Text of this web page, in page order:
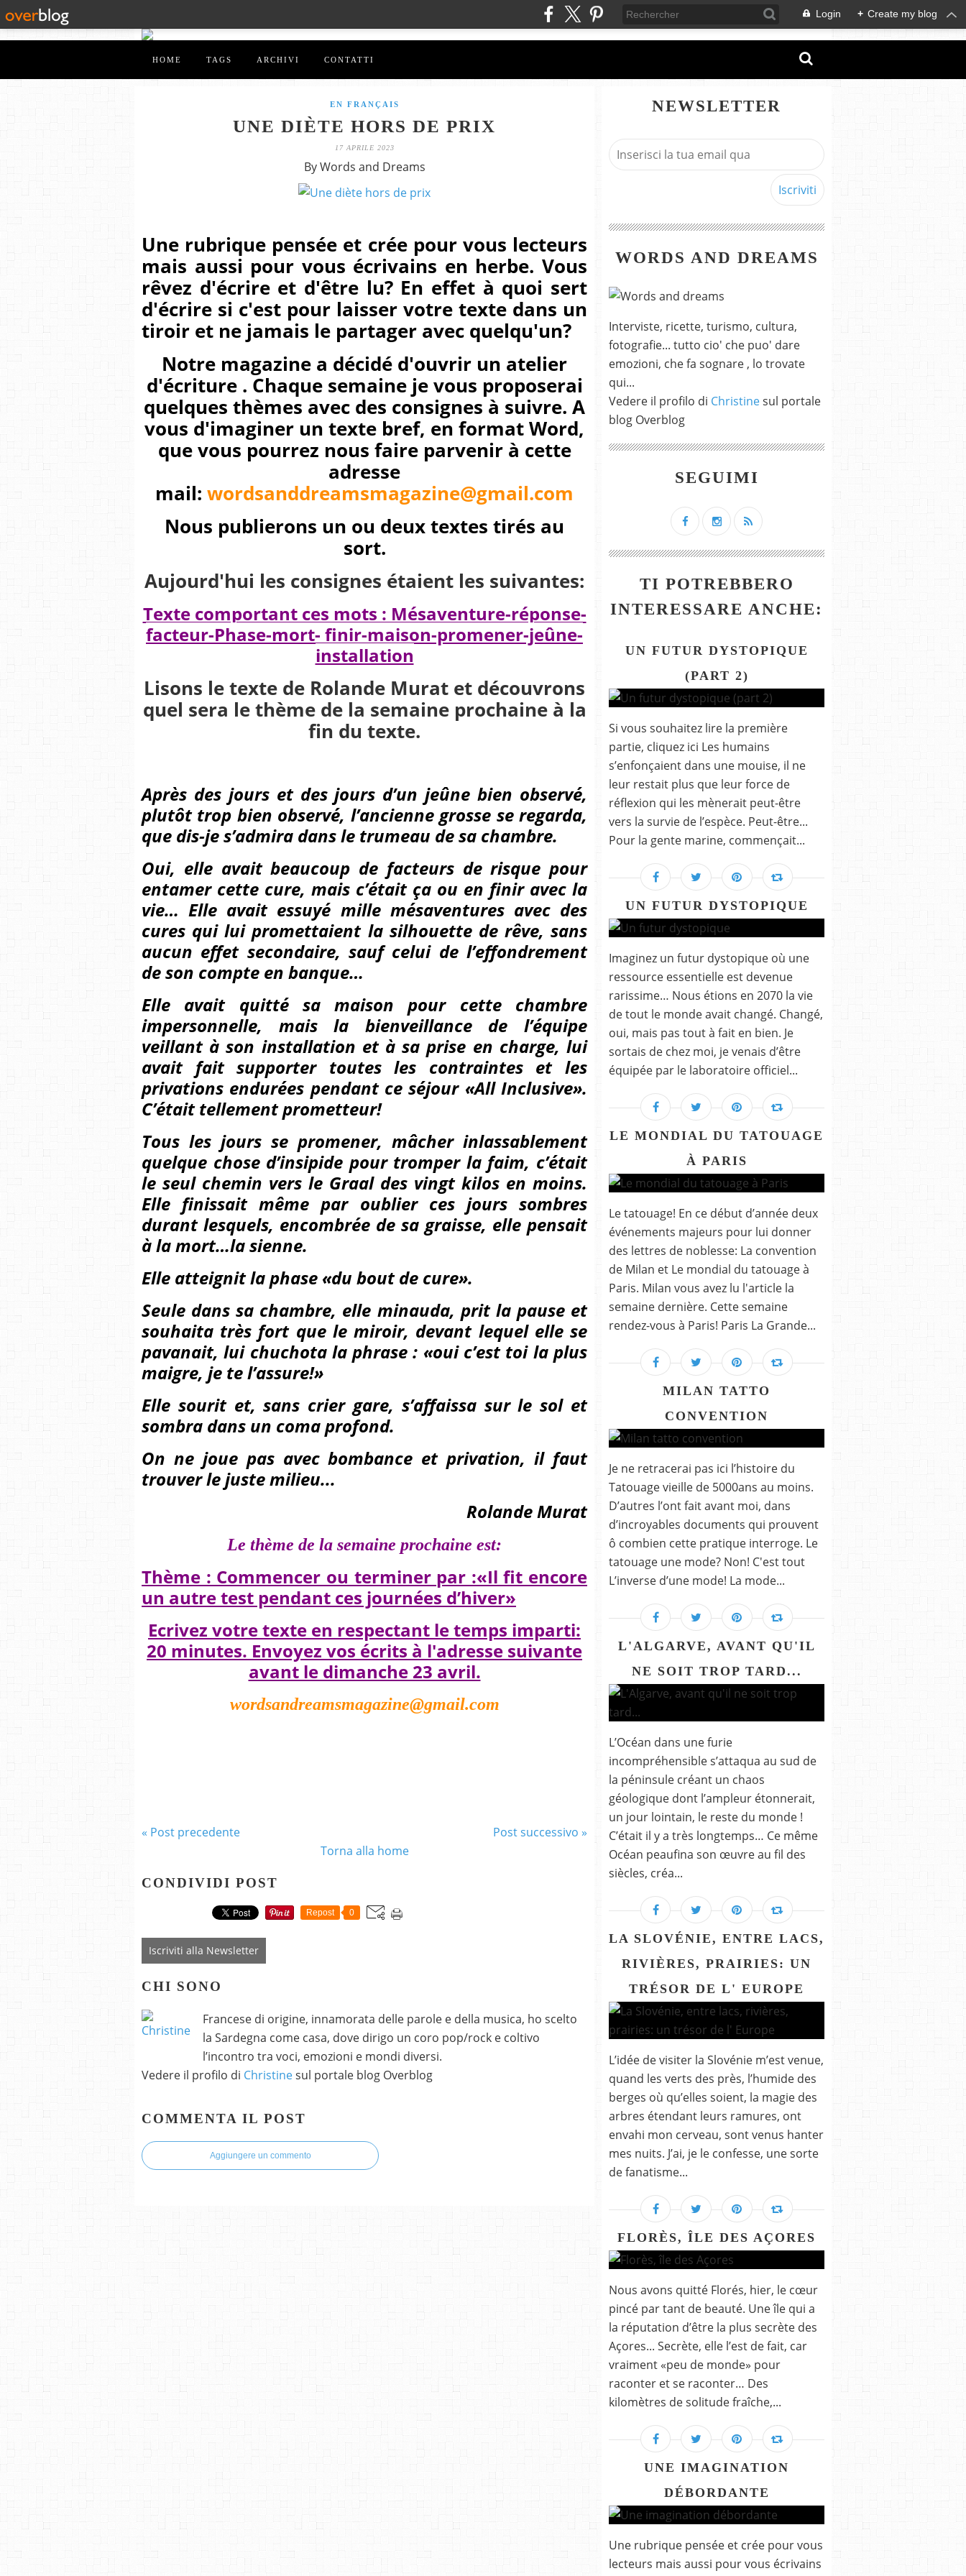
Login + Create my blog
HOME TAGS ARCHIVI CONTATTI
EN FRANÇAIS
UNE DIÈTE HORS DE PRIX
17 APRILE 2023
By Words and Dreams
Une rubrique pensée et crée pour vous lecteurs
mais aussi pour vous écrivains en herbe. Vous
rêvez d'écrire et d'être lu? En effet à quoi sert
d'écrire si c'est pour laisser votre texte dans un
tiroir et ne jamais le partager avec quelqu'un?
Notre magazine a décidé d'ouvrir un atelier
d'écriture . Chaque semaine je vous proposerai
quelques thèmes avec des consignes à suivre. A
vous d'imaginer un texte bref, en format Word,
que vous pourrez nous faire parvenir à cette
adresse
mail: wordsanddreamsmagazine@gmail.com
Nous publierons un ou deux textes tirés au
sort.
Aujourd'hui les consignes étaient les suivantes:
Texte comportant ces mots : Mésaventure-réponse-
facteur-Phase-mort- finir-maison-promener-jeûne-
installation
Lisons le texte de Rolande Murat et découvrons
quel sera le thème de la semaine prochaine à la
fin du texte.
Après des jours et des jours d’un jeûne bien observé,
plutôt trop bien observé, l’ancienne grosse se regarda,
que dis-je s’admira dans le trumeau de sa chambre.
Oui, elle avait beaucoup de facteurs de risque pour
entamer cette cure, mais c’était ça ou en finir avec la
vie… Elle avait essuyé mille mésaventures avec des
cures qui lui promettaient la silhouette de rêve, sans
aucun effet secondaire, sauf celui de l’effondrement
de son compte en banque…
Elle avait quitté sa maison pour cette chambre
impersonnelle, mais la bienveillance de l’équipe
veillant à son installation et à sa prise en charge, lui
avait fait supporter toutes les contraintes et les
privations endurées pendant ce séjour «All Inclusive».
C’était tellement prometteur!
Tous les jours se promener, mâcher inlassablement
quelque chose d’insipide pour tromper la faim, c’était
le seul chemin vers le Graal des vingt kilos en moins.
Elle finissait même par oublier ces jours sombres
durant lesquels, encombrée de sa graisse, elle pensait
à la mort…la sienne.
Elle atteignit la phase «du bout de cure».
Seule dans sa chambre, elle minauda, prit la pause et
souhaita très fort que le miroir, devant lequel elle se
pavanait, lui chuchota la phrase : «oui c’est toi la plus
maigre, je te l’assure!»
Elle sourit et, sans crier gare, s’affaissa sur le sol et
sombra dans un coma profond.
On ne joue pas avec bombance et privation, il faut
trouver le juste milieu...
Rolande Murat
Le thème de la semaine prochaine est:
Thème : Commencer ou terminer par :«Il fit encore
un autre test pendant ces journées d’hiver»
Ecrivez votre texte en respectant le temps imparti:
20 minutes. Envoyez vos écrits à l'adresse suivante
avant le dimanche 23 avril.
wordsandreamsmagazine@gmail.com
« Post precedente
Post successivo »
Torna alla home
CONDIVIDI POST
Repost 0
Iscriviti alla Newsletter
CHI SONO
Francese di origine, innamorata delle parole e della musica, ho scelto
la Sardegna come casa, dove dirigo un coro pop/rock e coltivo
l’incontro tra voci, emozioni e mondi diversi.
Vedere il profilo di Christinesul portale blog Overblog
COMMENTA IL POST
Aggiungere un commento
NEWSLETTER
WORDS AND DREAMS
Interviste, ricette, turismo, cultura,
fotografie... tutto cio' che puo' dare
emozioni, che fa sognare , lo trovate
qui...
Vedere il profilo di Christinesul portale
blog Overblog
SEGUIMI
TI POTREBBERO
INTERESSARE ANCHE:
UN FUTUR DYSTOPIQUE
(PART 2)
Si vous souhaitez lire la première
partie, cliquez ici Les humains
s’enfonçaient dans une mouise, il ne
leur restait plus que leur force de
réflexion qui les mènerait peut-être
vers la survie de l’espèce. Peut-être...
Pour la gente marine, commençait...
UN FUTUR DYSTOPIQUE
Imaginez un futur dystopique où une
ressource essentielle est devenue
rarissime… Nous étions en 2070 la vie
de tout le monde avait changé. Changé,
oui, mais pas tout à fait en bien. Je
sortais de chez moi, je venais d’être
équipée par le laboratoire officiel...
LE MONDIAL DU TATOUAGE
À PARIS
Le tatouage! En ce début d’année deux
événements majeurs pour lui donner
des lettres de noblesse: La convention
de Milan et Le mondial du tatouage à
Paris. Milan vous avez lu l'article la
semaine dernière. Cette semaine
rendez-vous à Paris! Paris La Grande...
MILAN TATTO
CONVENTION
Je ne retracerai pas ici l’histoire du
Tatouage vieille de 5000ans au moins.
D’autres l’ont fait avant moi, dans
d’incroyables documents qui prouvent
ô combien cette pratique interroge. Le
tatouage une mode? Non! C'est tout
L’inverse d’une mode! La mode...
L'ALGARVE, AVANT QU'IL
NE SOIT TROP TARD...
L’Océan dans une furie
incompréhensible s’attaqua au sud de
la péninsule créant un chaos
géologique dont l’ampleur étonnerait,
un jour lointain, le reste du monde !
C’était il y a très longtemps… Ce même
Océan peaufina son œuvre au fil des
siècles, créa...
LA SLOVÉNIE, ENTRE LACS,
RIVIÈRES, PRAIRIES: UN
TRÉSOR DE L' EUROPE
L’idée de visiter la Slovénie m’est venue,
quand les verts des près, l’humide des
berges où qu’elles soient, la magie des
arbres étendant leurs ramures, ont
envahi mon cerveau, sont venus hanter
mes nuits. J’ai, je le confesse, une sorte
de fanatisme...
FLORÈS, ÎLE DES AÇORES
Nous avons quitté Florés, hier, le cœur
pincé par tant de beauté. Une île qui a
la réputation d’être la plus secrète des
Açores... Secrète, elle l’est de fait, car
vraiment «peu de monde» pour
raconter et se raconter… Des
kilomètres de solitude fraîche,...
UNE IMAGINATION
DÉBORDANTE
Une rubrique pensée et crée pour vous
lecteurs mais aussi pour vous écrivains